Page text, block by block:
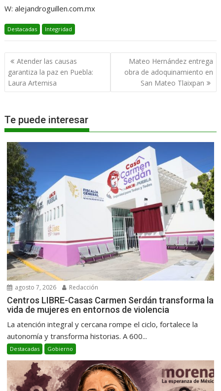
W: alejandroguillen.com.mx
Destacadas Integridad
Navegación
de
entradas
Atender las causas
garantiza la paz en Puebla:
Laura Artemisa
Mateo Hernández entrega
obra de adoquinamiento en
San Mateo Tlaixpan
Te puede interesar
agosto 7, 2026 Redacción
Centros LIBRE-Casas Carmen Serdán transforma la
vida de mujeres en entornos de violencia
La atención integral y cercana rompe el ciclo, fortalece la
autonomía y transforma historias. A 600...
Destacadas Gobierno